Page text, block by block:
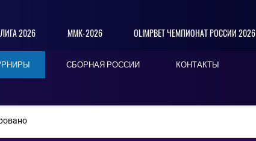
2026 ММК-2026 OLIMPBET ЧЕМПИОНАТ РОССИИ 2026
СБОРНАЯ РОССИИ КОНТАКТЫ